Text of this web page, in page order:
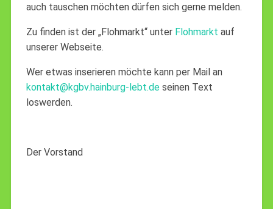
auch tauschen möchten dürfen sich gerne melden.
Zu finden ist der „Flohmarkt“ unter Flohmarkt auf
unserer Webseite.
Wer etwas inserieren möchte kann per Mail an
kontakt@kgbv.hainburg-lebt.deseinen Text
loswerden.
Der Vorstand